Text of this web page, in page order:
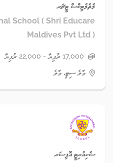
މެތެމެޓިކްސް ޓީޗަރ
School ( Shri Educare
Maldives Pvt Ltd )
17,000 ރުފިޔާ - 22,000 ރުފިޔާ
މާލެ ސިޓީ، މާލެ
ސެކިއުރިޓީ އޮފިސަރ